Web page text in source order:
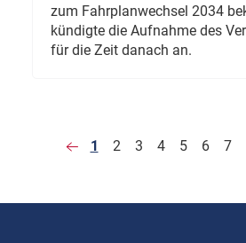
zum Fahrplanwechsel 2034
kündigte die Aufnahme des
für die Zeit danach an.
1 2 3 4 5 6 7